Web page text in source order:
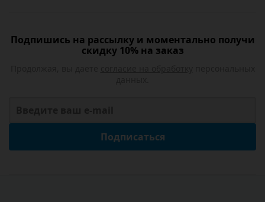
Подпишись на рассылку и моментально получи
скидку 10% на заказ
Подписаться